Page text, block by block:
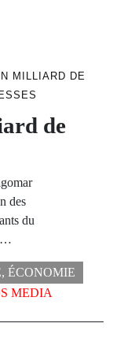
MILLIARD DE
de
des
du
, ÉCONOMIE
MEDIA